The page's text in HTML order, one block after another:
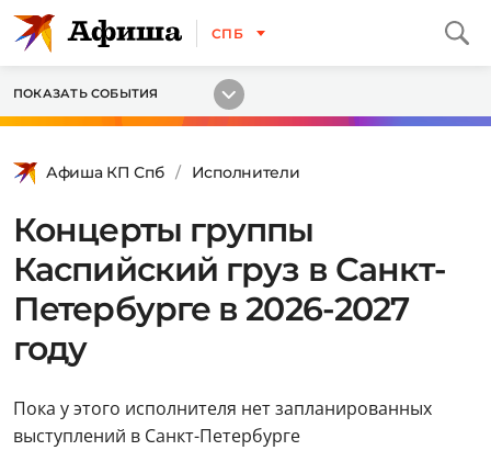
СПБ
ПОКАЗАТЬ СОБЫТИЯ
Афиша КП Спб Исполнители
Концерты группы
Каспийский груз в Санкт-
Петербурге в 2026-2027
году
Пока у этого исполнителя нет запланированных
выступлений в Санкт-Петербурге